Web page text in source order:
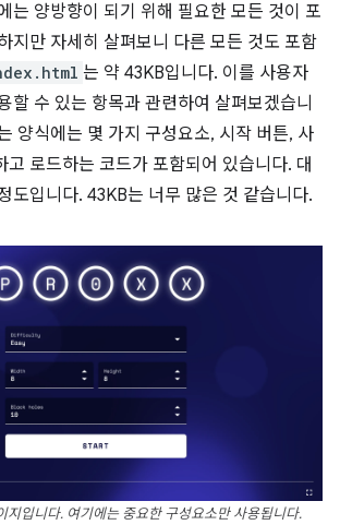
는 양방향이 되기 위해 필요한 모든 것이 포
지만 자세히 살펴보니 다른 모든 것도 포함
는 약 43KB입니다. 이를 사용자
할 수 있는 항목과 관련하여 살펴보겠습니
양식에는 몇 가지 구성요소, 시작 버튼, 사
고 로드하는 코드가 포함되어 있습니다. 대
도입니다. 43KB는 너무 많은 것 같습니다.
지입니다. 여기에는 중요한 구성요소만 사용됩니다.